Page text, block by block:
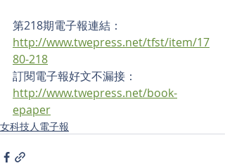
第218期電子報連結：
http://www.twepress.net/tfst/item/17
80-218
訂閱電子報好文不漏接：
http://www.twepress.net/book-
epaper
女科技人電子報